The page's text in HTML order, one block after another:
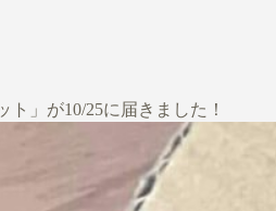
」が10/25に届きました！